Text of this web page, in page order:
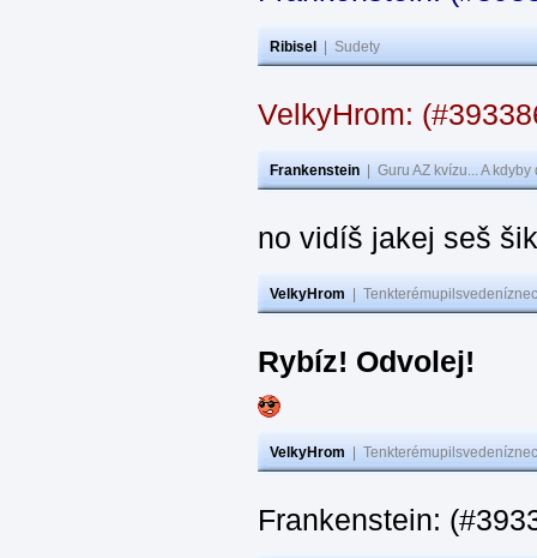
Ribisel Sudety
VelkyHrom:
Frankenstein Guru AZ kvízu... A
no vidíš jakej seš
VelkyHrom
Rybíz! Odvolej!
VelkyHrom
Frankenstein: